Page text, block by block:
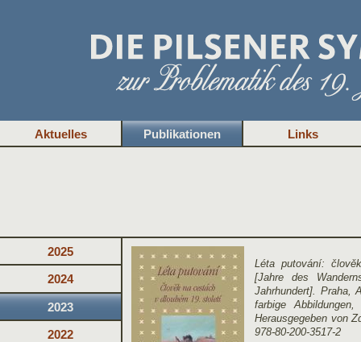
Aktuelles Publikationen Links
2025
2024
2023
2022
Léta putování:
[Jahre des
Jahrhundert]. Praha,
farbige Abbildungen,
Herausgegeben von
978-80-200-3517-2